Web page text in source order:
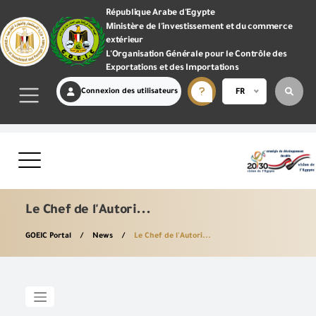
République Arabe d'Egypte
Ministère de l'investissement et du commerce
extérieur
L'Organisation Générale pour le Contrôle des
Exportations et des Importations
Connexion des utilisateurs FR
Le Chef de l'Autori...
GOEIC Portal News Le Chef de l'Autori...